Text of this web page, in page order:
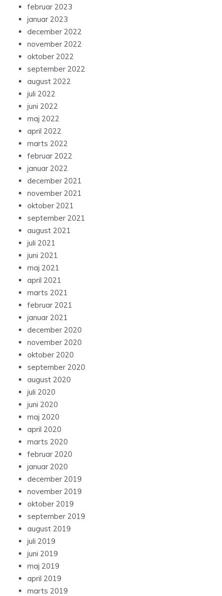
februar 2023
januar 2023
december 2022
november 2022
oktober 2022
september 2022
august 2022
juli 2022
juni 2022
maj 2022
april 2022
marts 2022
februar 2022
januar 2022
december 2021
november 2021
oktober 2021
september 2021
august 2021
juli 2021
juni 2021
maj 2021
april 2021
marts 2021
februar 2021
januar 2021
december 2020
november 2020
oktober 2020
september 2020
august 2020
juli 2020
juni 2020
maj 2020
april 2020
marts 2020
februar 2020
januar 2020
december 2019
november 2019
oktober 2019
september 2019
august 2019
juli 2019
juni 2019
maj 2019
april 2019
marts 2019